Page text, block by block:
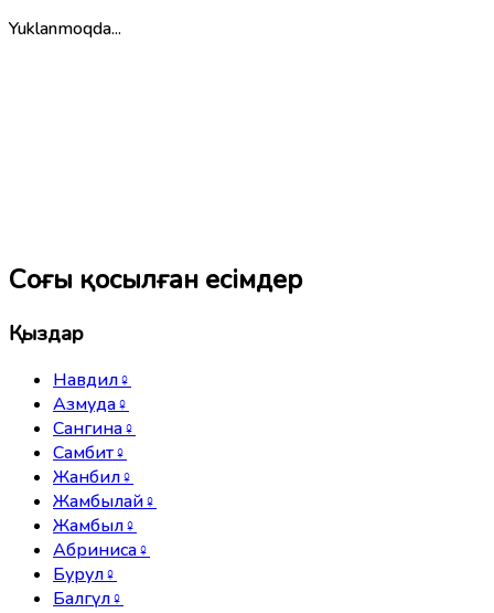
Yuklanmoqda...
Соңғы қосылған есімдер
Қыздар
Навдил♀
Азмуда♀
Сангина♀
Самбит♀
Жанбил♀
Жамбылай♀
Жамбыл♀
Абриниса♀
Бурул♀
Балгүл♀